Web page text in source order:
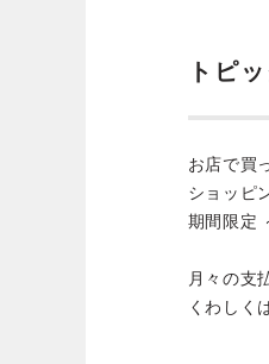
トピ
お店で買
ショッピ
期間限定
月々の支
くわしく